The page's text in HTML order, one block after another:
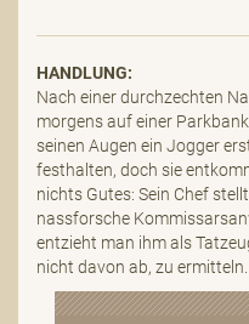
HANDLUNG:
Nach einer durchzechten
morgens auf einer
seinen Augen ein Jogger
festhalten, doch sie
nichts Gutes: Sein Chef
nassforsche
entzieht man ihm als
nicht davon ab, zu ermitteln...